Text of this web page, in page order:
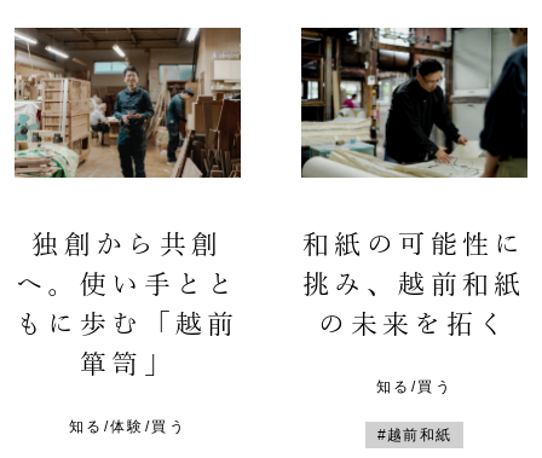
独創から共創
へ。使い手とと
もに歩む「越前
箪笥」
知る/体験/買う
和紙の可能性に
挑み、越前和紙
の未来を拓く
知る/買う
#越前和紙